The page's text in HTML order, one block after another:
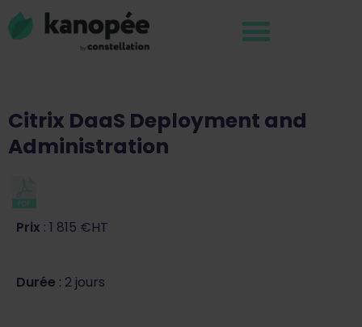
Citrix DaaS Deployment and
Administration
Prix : 1 815 €HT
Durée : 2 jours